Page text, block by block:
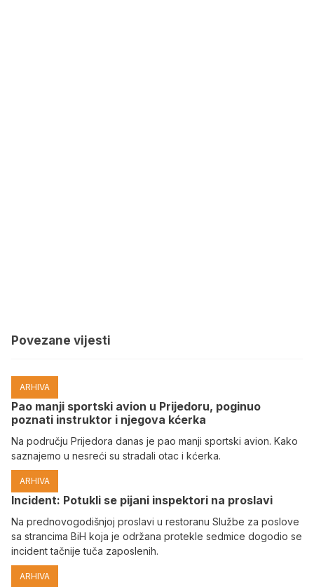
Povezane vijesti
ARHIVA
Pao manji sportski avion u Prijedoru, poginuo
poznati instruktor i njegova kćerka
Na području Prijedora danas je pao manji sportski avion. Kako
saznajemo u nesreći su stradali otac i kćerka.
ARHIVA
Incident: Potukli se pijani inspektori na proslavi
Na prednovogodišnjoj proslavi u restoranu Službe za poslove
sa strancima BiH koja je održana protekle sedmice dogodio se
incident tačnije tuča zaposlenih.
ARHIVA